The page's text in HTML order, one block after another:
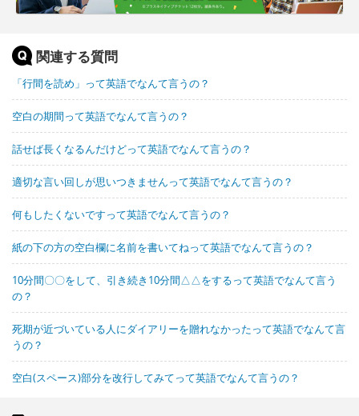
関連する質問
「行間を読め」って英語でなんて言うの？
空白の期間って英語でなんて言うの？
話せば長くなるんだけどって英語でなんて言うの？
適切な言い回しが思いつきませんって英語でなんて言うの？
何もしたくないですって英語でなんて言うの？
紙の下の方の空白欄に名前を書いてねって英語でなんて言うの？
10分間〇〇をして、引き続き10分間△△をするって英語でなんて言う
の？
死期が近づいている人にダイアリーを贈れなかったって英語でなんて言
うの？
空白(スペース)部分を改行してみてって英語でなんて言うの？